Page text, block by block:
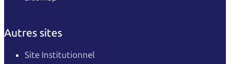
Autres sites
Site Institutionnel